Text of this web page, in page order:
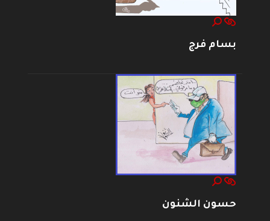
بسام فرج
حسون الشنون